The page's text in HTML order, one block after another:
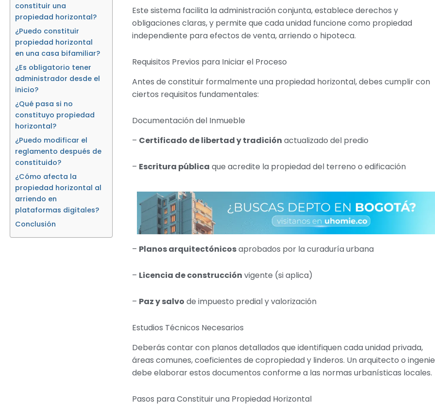
constituir una
propiedad horizontal?
¿Puedo constituir
propiedad horizontal
en una casa bifamiliar?
¿Es obligatorio tener
administrador desde el
inicio?
¿Qué pasa si no
constituyo propiedad
horizontal?
¿Puedo modificar el
reglamento después de
constituido?
¿Cómo afecta la
propiedad horizontal al
arriendo en
plataformas digitales?
Conclusión
Este sistema facilita la administración conjunta, establece derechos y
obligaciones claras, y permite que cada unidad funcione como propiedad
independiente para efectos de venta, arriendo o hipoteca.
Requisitos Previos para Iniciar el Proceso
Antes de constituir formalmente una propiedad horizontal, debes cumplir con
ciertos requisitos fundamentales:
Documentación del Inmueble
– Certificado de libertad y tradición actualizado del predio
– Escritura pública que acredite la propiedad del terreno o edificación
– Planos arquitectónicosaprobados por la curaduría urbana
– Licencia de construcción vigente (si aplica)
– Paz y salvo de impuesto predial y valorización
Estudios Técnicos Necesarios
Deberás contar con planos detallados que identifiquen cada unidad privada,
áreas comunes, coeficientes de copropiedad y linderos. Un arquitecto o
debe elaborar estos documentos conforme a las normas urbanísticas locales.
Pasos para Constituir una Propiedad Horizontal